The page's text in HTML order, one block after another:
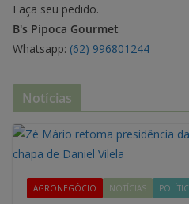
Faça seu pedido.
B's Pipoca Gourmet
Whatsapp: (62) 996801244
Notícias
AGRONEGÓCIO NOTÍCIAS